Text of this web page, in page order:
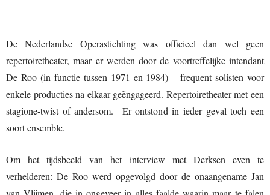
De Nederlandse Operastichting was officieel dan wel geen
repertoiretheater, maar er werden door de voortreffelijke intendant
De Roo (in functie tussen 1971 en 1984) frequent solisten voor
enkele producties na elkaar geëngageerd. Repertoiretheater met een
stagione-twist of andersom. Er ontstond in ieder geval toch een
soort ensemble.
Om het tijdsbeeld van het interview met Derksen even te
verhelderen: De Roo werd opgevolgd door de onaangename Jan